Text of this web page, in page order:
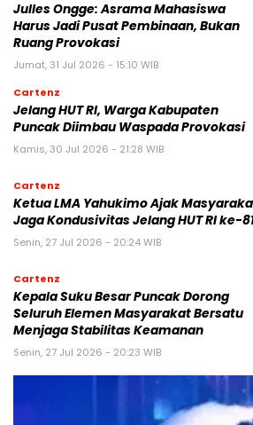
Julles Ongge: Asrama Mahasiswa
Harus Jadi Pusat Pembinaan, Bukan
Ruang Provokasi
Jumat, 31 Jul 2026 - 15:10 WIB
Cartenz
Jelang HUT RI, Warga Kabupaten
Puncak Diimbau Waspada Provokasi
Kamis, 30 Jul 2026 - 21:28 WIB
Cartenz
Ketua LMA Yahukimo Ajak
Jaga Kondusivitas Jelang HUT RI ke-
Senin, 27 Jul 2026 - 20:24 WIB
Cartenz
Kepala Suku Besar Puncak Dorong
Seluruh Elemen Masyarakat Bersatu
Menjaga Stabilitas Keamanan
Senin, 27 Jul 2026 - 20:23 WIB